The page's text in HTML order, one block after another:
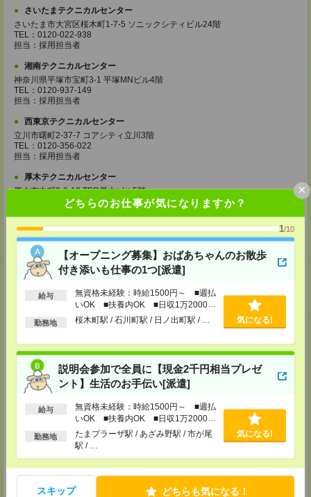
どちらのお仕事が気になりますか？
1/10
【オープニング募集】おばあちゃんのお散歩
付き添いも仕事の1つ[派遣]
給与
無資格未経験：時給1500円～ ■週払
いOK ■扶養内OK ■日収1万2000円
以上
勤務地 桜木町駅 / 石川町駅 / 日ノ出町駅 / … 気になる!
説明会参加で全員に【現金2千円相当プレゼ
ント】生活のお手伝い[派遣]
給与
無資格未経験：時給1500円～ ■週払
いOK ■扶養内OK ■日収1万2000円
以上
勤務地
たまプラーザ駅 / あざみ野駅 / 市が尾
駅 / …
気になる!
スキップ どちらも気になる！
×
さいたまテクニカルセンター
さいたま市大宮区桜木町1-7-5 ソニックシティビル24階
TEL：0120-022-938
担当：採用担当者
湘南テクニカルセンター
神奈川県平塚市宝町3-1 平塚MNビル4階
TEL：0120-937-149
担当：採用担当者
西東京テクニカルセンター
立川市曙町2-37-7 コアシティ立川3階
TEL：0120-356-022
担当：採用担当者
厚木テクニカルセンター
厚木市中町2-8-13 TPR厚木ビル5階
TEL：0120-022-979
担当：採用担当者
千葉テクニカルセンター
千葉市中央区新町1000 センシティタワー15階
TEL：0120-022-142
担当：採用担当者
つくばテクニカルセンター
つくば市竹園1-6-1 つくば三井ビル16階
担当：採用担当者
高崎テクニカルセンター
高崎市八島町58-1 ウエスト・ワンビル7階
TEL：0120-791-043
担当：採用担当者
宇都宮市馬場通り2-1-1 メットライフ宇都宮スクエア4階
TEL：0120-348-022
担当：採用担当者
水戸市三の丸1-4-73 水戸京成ビルディング12階
TEL：0120-659-022
担当：採用担当者